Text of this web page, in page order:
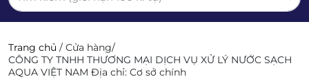
Trang chủ / Cửa hàng/
CÔNG TY TNHH THƯƠNG MẠI DỊCH VỤ XỬ LÝ NƯỚC SẠCH
AQUA VIỆT NAM Địa chỉ: Cơ sở chính